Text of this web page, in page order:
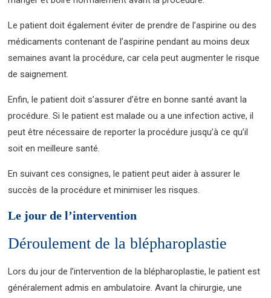
Le patient doit également éviter de prendre de l’aspirine ou des
médicaments contenant de l’aspirine pendant au moins deux
semaines avant la procédure, car cela peut augmenter le risque
de saignement.
Enfin, le patient doit s’assurer d’être en bonne santé avant la
procédure. Si le patient est malade ou a une infection active, il
peut être nécessaire de reporter la procédure jusqu’à ce qu’il
soit en meilleure santé.
En suivant ces consignes, le patient peut aider à assurer le
succès de la procédure et minimiser les risques.
Le jour de l’intervention
Déroulement de la blépharoplastie
Lors du jour de l’intervention de la blépharoplastie, le patient est
généralement admis en ambulatoire. Avant la chirurgie, une